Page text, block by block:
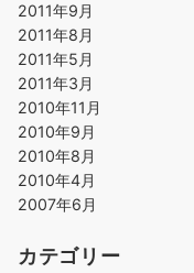
2011年9月
2011年8月
2011年5月
2011年3月
2010年11月
2010年9月
2010年8月
2010年4月
2007年6月
カテゴリー